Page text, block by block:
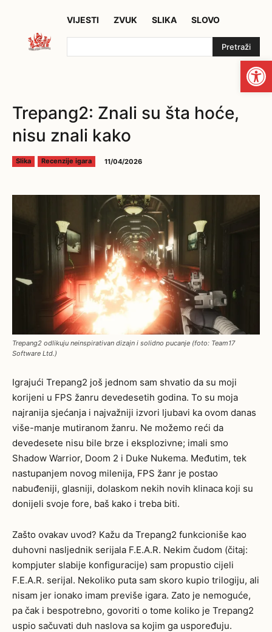
VIJESTI ZVUK SLIKA SLOVO
Pretraži
Trepang2: Znali su šta hoće,
nisu znali kako
Slika Recenzije igara 11/04/2026
Trepang2 odlikuju neinspirativan dizajn i solidno pucanje (foto: Team17
Software Ltd.)
Igrajući Trepang2 još jednom sam shvatio da su moji
korijeni u FPS žanru devedesetih godina. To su moja
najranija sjećanja i najvažniji izvori ljubavi ka ovom danas
više-manje mutiranom žanru. Ne možemo reći da
devedesete nisu bile brze i eksplozivne; imali smo
Shadow Warrior, Doom 2 i Duke Nukema. Međutim, tek
nastupanjem novog milenija, FPS žanr je postao
nabuđeniji, glasniji, dolaskom nekih novih klinaca koji su
donijeli svoje fore, baš kako i treba biti.
Zašto ovakav uvod? Kažu da Trepang2 funkcioniše kao
duhovni nasljednik serijala F.E.A.R. Nekim čudom (čitaj:
kompjuter slabije konfiguracije) sam propustio cijeli
F.E.A.R. serijal. Nekoliko puta sam skoro kupio trilogiju, ali
nisam jer ionako imam previše igara. Zato je nemoguće,
pa čak i bespotrebno, govoriti o tome koliko je Trepang2
uspio sačuvati duh naslova sa kojim ga uspoređuju.